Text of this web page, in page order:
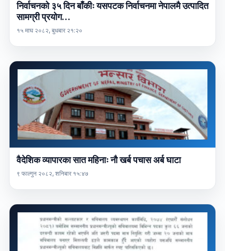
निर्वाचनको ३५ दिन बाँकीः यसपटक निर्वाचनमा नेपालमै उत्पादित
सामग्री प्रयोग…
१५ माघ २०८२, बुधबार २१:२०
वैदेशिक व्यापारका सात महिनाः नौ खर्ब पचास अर्ब घाटा
९ फाल्गुन २०८२, शनिबार १५:४७